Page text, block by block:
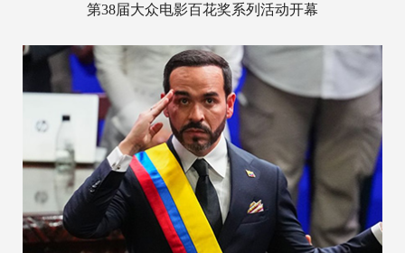
第38届大众电影百花奖系列活动开幕